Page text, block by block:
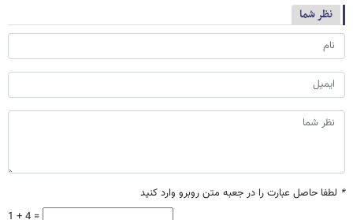
نظر شما
* لطفا حاصل عبارت را در جعبه متن روبرو وارد کنید
1 + 4 =